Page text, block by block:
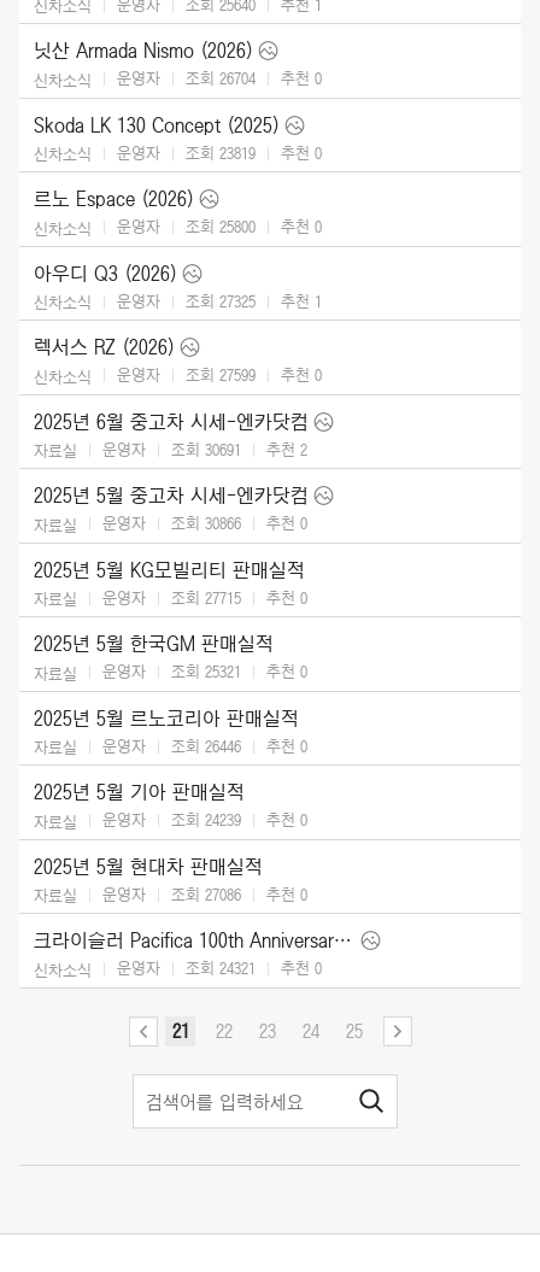
신차소식
닛산 Armada Nismo (2026)
신차소식 운영자 조회 26704 추천 0
Skoda LK 130 Concept (2025)
신차소식 운영자 조회 23819 추천 0
르노 Espace (2026)
신차소식 운영자 조회 25800 추천 0
아우디 Q3 (2026)
신차소식 운영자 조회 27325 추천 1
렉서스 RZ (2026)
신차소식 운영자 조회 27599 추천 0
2025년 6월 중고차 시세-엔카닷컴
자료실 운영자 조회 30691 추천 2
2025년 5월 중고차 시세-엔카닷컴
자료실 운영자 조회 30866 추천 0
2025년 5월 KG모빌리티 판매실적
자료실 운영자 조회 27715 추천 0
2025년 5월 한국GM 판매실적
자료실 운영자 조회 25321 추천 0
2025년 5월 르노코리아 판매실적
자료실 운영자 조회 26446 추천 0
2025년 5월 기아 판매실적
자료실 운영자 조회 24239 추천 0
2025년 5월 현대차 판매실적
자료실 운영자 조회 27086 추천 0
크라이슬러 Pacifica 100th Anniversary Edition (2026)
신차소식 운영자 조회 24321 추천 0
21 22 23 24 25